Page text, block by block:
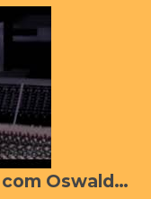
Mosh Studios | Entrevista com Oswaldo Malagutti